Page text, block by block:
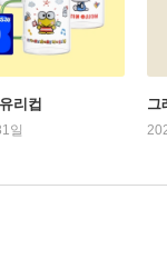
리컵
일
그